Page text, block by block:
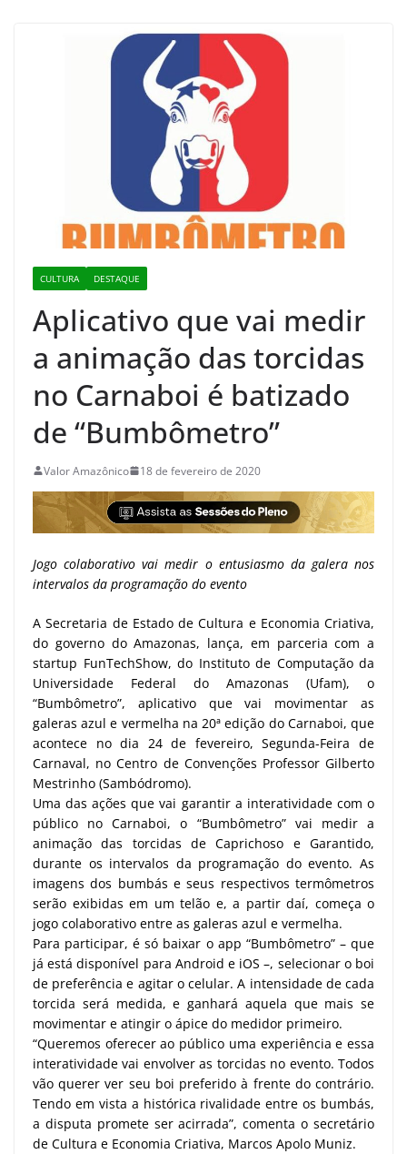
CULTURA DESTAQUE
Aplicativo que vai medir
a animação das torcidas
no Carnaboi é batizado
de “Bumbômetro”
Valor Amazônico 18 de fevereiro de 2020
Jogo colaborativo vai medir o entusiasmo da galera nos
intervalos da programação do evento
A Secretaria de Estado de Cultura e Economia Criativa,
do governo do Amazonas, lança, em parceria com a
startup FunTechShow, do Instituto de Computação da
Universidade Federal do Amazonas (Ufam), o
“Bumbômetro”, aplicativo que vai movimentar as
galeras azul e vermelha na 20ª edição do Carnaboi, que
acontece no dia 24 de fevereiro, Segunda-Feira de
Carnaval, no Centro de Convenções Professor Gilberto
Mestrinho (Sambódromo).
Uma das ações que vai garantir a interatividade com o
público no Carnaboi, o “Bumbômetro” vai medir a
animação das torcidas de Caprichoso e Garantido,
durante os intervalos da programação do evento. As
imagens dos bumbás e seus respectivos termômetros
serão exibidas em um telão e, a partir daí, começa o
jogo colaborativo entre as galeras azul e vermelha.
Para participar, é só baixar o app “Bumbômetro” – que
já está disponível para Android e iOS –, selecionar o boi
de preferência e agitar o celular. A intensidade de cada
torcida será medida, e ganhará aquela que mais se
movimentar e atingir o ápice do medidor primeiro.
“Queremos oferecer ao público uma experiência e essa
interatividade vai envolver as torcidas no evento. Todos
vão querer ver seu boi preferido à frente do contrário.
Tendo em vista a histórica rivalidade entre os bumbás,
a disputa promete ser acirrada”, comenta o secretário
de Cultura e Economia Criativa, Marcos Apolo Muniz.